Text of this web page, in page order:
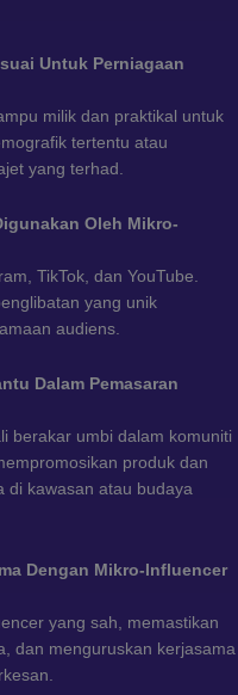
Untuk Perniagaan
milik dan praktikal untuk
tertentu atau
yang terhad.
Oleh Mikro-
TikTok, dan YouTube.
yang unik
audiens.
Dalam Pemasaran
berakar umbi dalam komuniti
produk dan
di kawasan atau budaya
Dengan Mikro-Influencer
yang sah, memastikan
dan menguruskan kerjasama